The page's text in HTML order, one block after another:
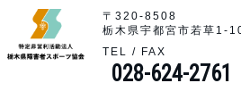
〒320-8508
栃木県宇都宮市若草1-
TEL / FAX
028-624-2761